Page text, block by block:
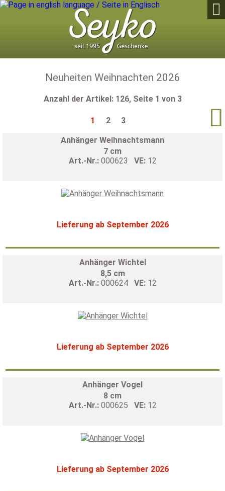

Neuheiten Weihnachten 2026
Anzahl der Artikel: 126, Seite 1 von 3
1 2 3 
Anhänger Weihnachtsmann
7 cm
Art.-Nr.: 000623 VE: 12
Lieferung ab September 2026
Anhänger Wichtel
8,5 cm
Art.-Nr.: 000624 VE: 12
Lieferung ab September 2026
Anhänger Vogel
8 cm
Art.-Nr.: 000625 VE: 12
Lieferung ab September 2026